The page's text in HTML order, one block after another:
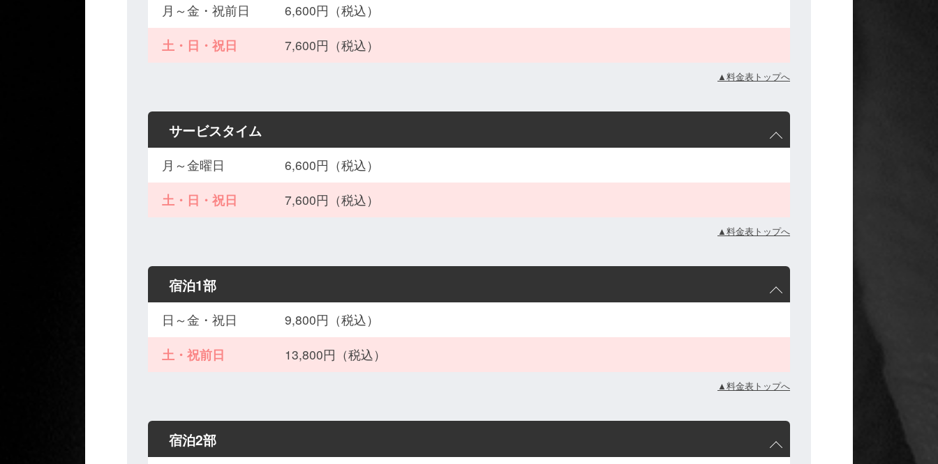
月～金・祝前日
6,600円（税込）
土・日・祝日
7,600円（税込）
▲料金表トップへ
サービスタイム
月～金曜日
6,600円（税込）
土・日・祝日
7,600円（税込）
▲料金表トップへ
宿泊1部
日～金・祝日
9,800円（税込）
土・祝前日
13,800円（税込）
▲料金表トップへ
宿泊2部